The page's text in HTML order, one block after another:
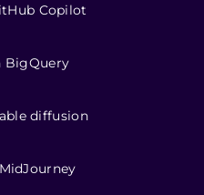
Copilot
BigQuery
diffusion